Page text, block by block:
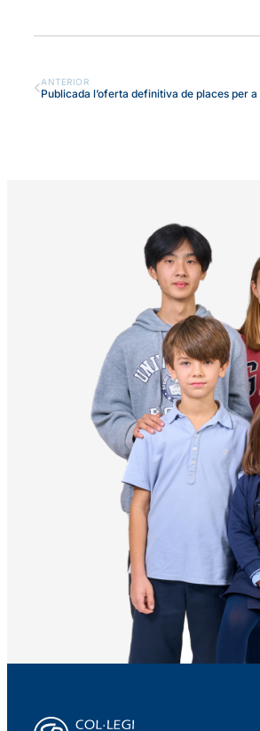
ANTERIOR
Publicada l’oferta definitiva de places per